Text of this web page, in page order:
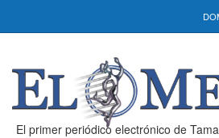
El primer periódico electrónico de